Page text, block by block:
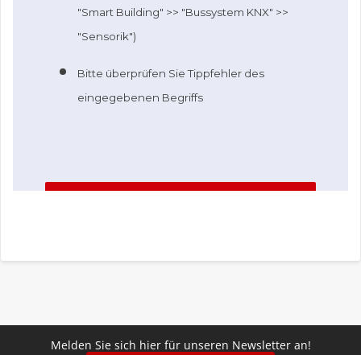
Melden Sie sich hier für unseren Newsletter an!